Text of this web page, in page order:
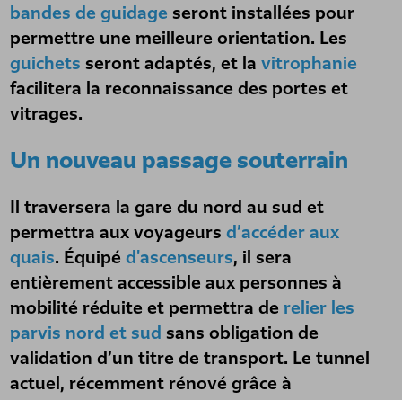
bandes de guidage seront installées pour
permettre une meilleure orientation. Les
guichets seront adaptés, et lavitrophanie
facilitera la reconnaissance des portes et
vitrages.
Un nouveau passage souterrain
Il traversera la gare du nord au sud et
permettra aux voyageursd’accéder aux
quais. Équipéd'ascenseurs, il sera
entièrement accessible aux personnes à
mobilité réduite et permettra de relier les
parvis nord et sud sans obligation de
validation d’un titre de transport. Le tunnel
actuel, récemment rénové grâce à